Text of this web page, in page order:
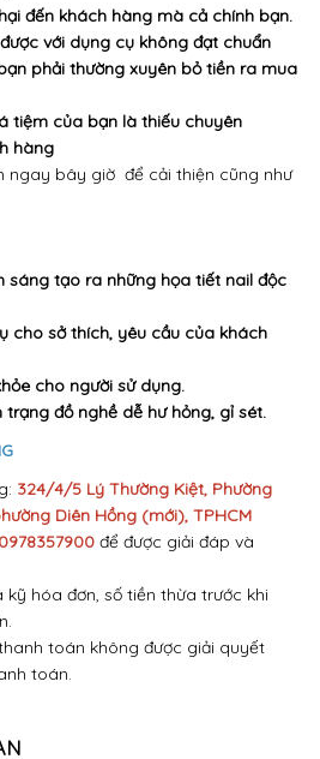
đến khách hàng mà cả chính bạn.
với dụng cụ không đạt chuẩn
phải thường xuyên bỏ tiền ra mua
tiệm của bạn là thiếu chuyên
hàng
ngay bây giờ để cải thiện cũng như
sáng tạo ra những họa tiết nail độc
cho sở thích, yêu cầu của khách
cho người sử dụng.
đồ nghề dễ hư hỏng, gỉ sét.
324/4/5 Lý Thường Kiệt, Phường
Diên Hồng (mới), TPHCM
0978357900để được giải đáp và
kỹ hóa đơn, số tiền thừa trước khi
toán không được giải quyết
toán.